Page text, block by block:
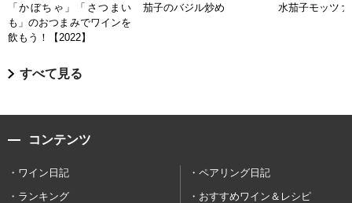
「かぼちゃ」「さつまい
も」のおつまみでワインを
飲もう！【2022】
茄子のバジル炒め 水茄子モッツァ
すべて見る
コンテンツ
ワイン日記
ペアリング日記
ランキング
おすすめワイン＆レシピ